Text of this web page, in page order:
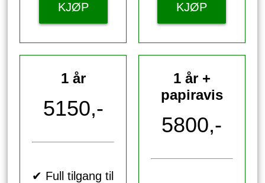
KJØP KJØP
1 år
5150,-
✔ Full tilgang til
1 år +
papiravis
5800,-